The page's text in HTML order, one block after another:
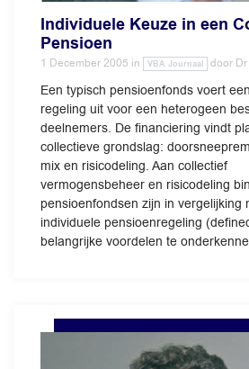
Individuele Keuze in een
Pensioen
1 December 2005 in VBA Journaal door
Een typisch pensioenfonds voert
regeling uit voor een heterogeen
deelnemers. De financiering vindt
collectieve grondslag:
mix en risicodeling. Aan collectief
vermogensbeheer en risicodeling
pensioenfondsen zijn in vergelijking
individuele pensioenregeling
belangrijke voordelen te